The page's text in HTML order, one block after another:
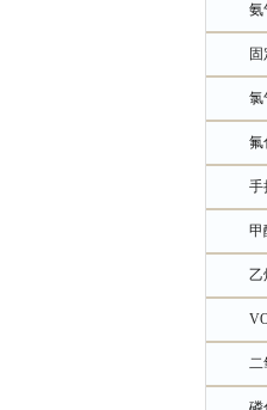
氨
氯
氟
手
甲
乙
二